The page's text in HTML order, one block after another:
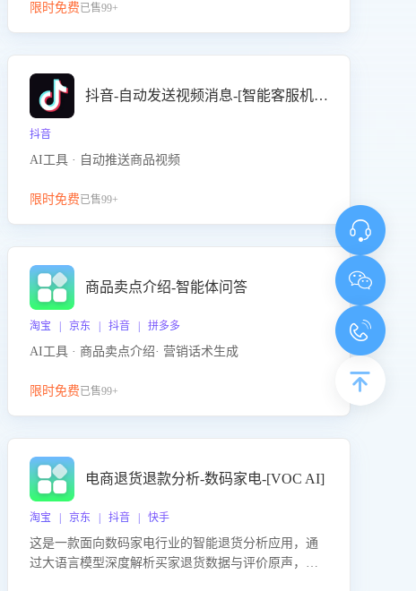
限时免费已售99+
抖音-自动发送视频消息-[智能客服机器人]
抖音
AI工具 · 自动推送商品视频
限时免费已售99+
商品卖点介绍-智能体问答
淘宝 | 京东 | 抖音 | 拼多多
AI工具 · 商品卖点介绍· 营销话术生成
限时免费已售99+
电商退货退款分析-数码家电-[VOC AI]
淘宝 | 京东 | 抖音 | 快手
这是一款面向数码家电行业的智能退货分析应用，通
过大语言模型深度解析买家退货数据与评价原声，精